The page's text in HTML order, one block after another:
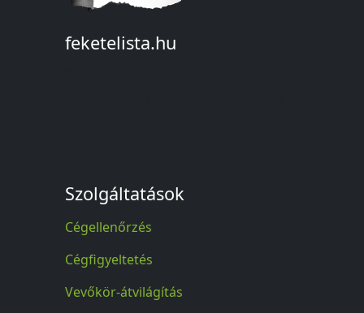
feketelista.hu
Szolgáltatások
Cégellenőrzés
Cégfigyeltetés
Vevőkör-átvilágítás